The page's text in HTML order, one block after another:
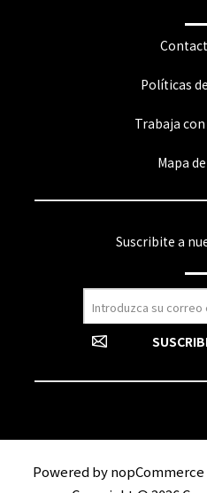
Políticas
Trabaja
Mapa
Suscribite a
Powered bynopCommerce